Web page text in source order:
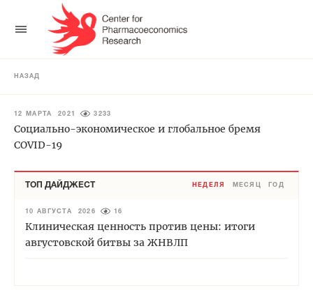
НАЗАД
12 МАРТА 2021 3233
Социально-экономическое и глобальное бремя
COVID-19
ТОП ДАЙДЖЕСТ НЕДЕЛЯ МЕСЯЦ ГОД
10 АВГУСТА 2026 16
Клиническая ценность против цены: итоги
августовской битвы за ЖНВЛП